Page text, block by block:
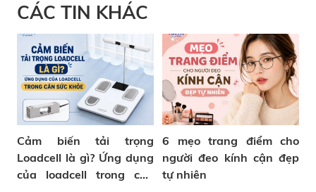
CÁC TIN KHÁC
Cảm biến tải trọng
Loadcell là gì? Ứng dụng
của loadcell trong cân
6 mẹo trang điểm cho
người đeo kính cận đẹp
tự nhiên